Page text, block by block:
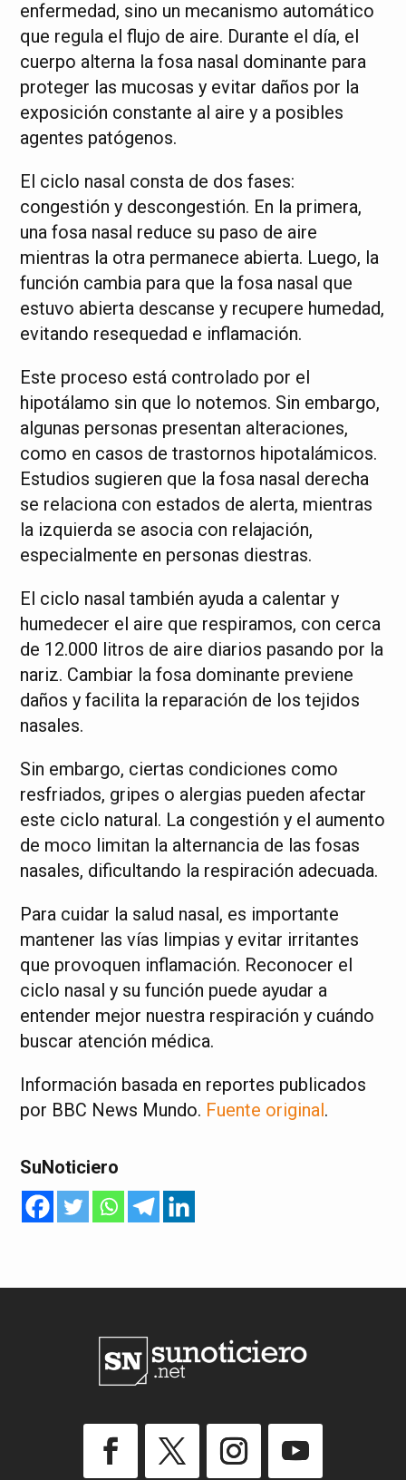
enfermedad, sino un mecanismo automático
que regula el flujo de aire. Durante el día, el
cuerpo alterna la fosa nasal dominante para
proteger las mucosas y evitar daños por la
exposición constante al aire y a posibles
agentes patógenos.
El ciclo nasal consta de dos fases:
congestión y descongestión. En la primera,
una fosa nasal reduce su paso de aire
mientras la otra permanece abierta. Luego, la
función cambia para que la fosa nasal que
estuvo abierta descanse y recupere humedad,
evitando resequedad e inflamación.
Este proceso está controlado por el
hipotálamo sin que lo notemos. Sin embargo,
algunas personas presentan alteraciones,
como en casos de trastornos hipotalámicos.
Estudios sugieren que la fosa nasal derecha
se relaciona con estados de alerta, mientras
la izquierda se asocia con relajación,
especialmente en personas diestras.
El ciclo nasal también ayuda a calentar y
humedecer el aire que respiramos, con cerca
de 12.000 litros de aire diarios pasando por la
nariz. Cambiar la fosa dominante previene
daños y facilita la reparación de los tejidos
nasales.
Sin embargo, ciertas condiciones como
resfriados, gripes o alergias pueden afectar
este ciclo natural. La congestión y el aumento
de moco limitan la alternancia de las fosas
nasales, dificultando la respiración adecuada.
Para cuidar la salud nasal, es importante
mantener las vías limpias y evitar irritantes
que provoquen inflamación. Reconocer el
ciclo nasal y su función puede ayudar a
entender mejor nuestra respiración y cuándo
buscar atención médica.
Información basada en reportes publicados
por BBC News Mundo. Fuente original.
SuNoticiero